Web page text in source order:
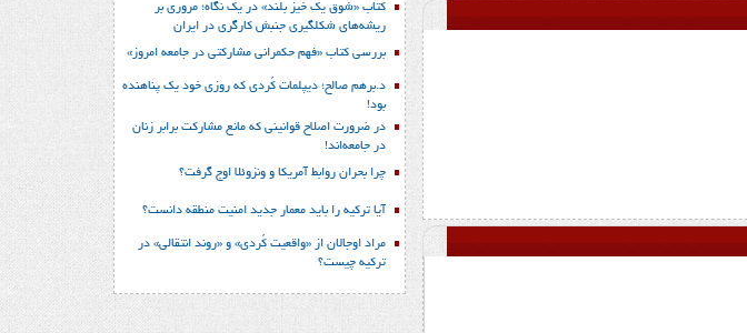
کتاب «شوق یک خیز بلند» در یک نگاه؛ مروری بر
ریشه‌های شکل‎گیری جنبش کارگری در ایران
بررسی کتاب «فهم حکمرانی مشارکتی در جامعه امروز»
د.برهم صالح؛ دیپلمات کُردی که روزی خود یک پناهنده
بود!
در ضرورت اصلاح قوانینی که مانع مشارکت برابر زنان
در جامعه‌اند!
چرا بحران روابط آمریکا و ونزوئلا اوج گرفت؟
آیا ترکیه را باید معمار جدید امنیت منطقه دانست؟
مراد اوجالان از «واقعیت کُردی» و «روند انتقالی» در
ترکیه چیست؟